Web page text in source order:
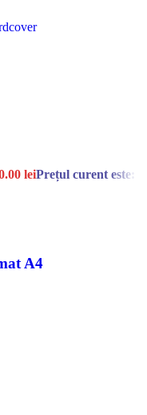
leiPrețul curent este:
A4